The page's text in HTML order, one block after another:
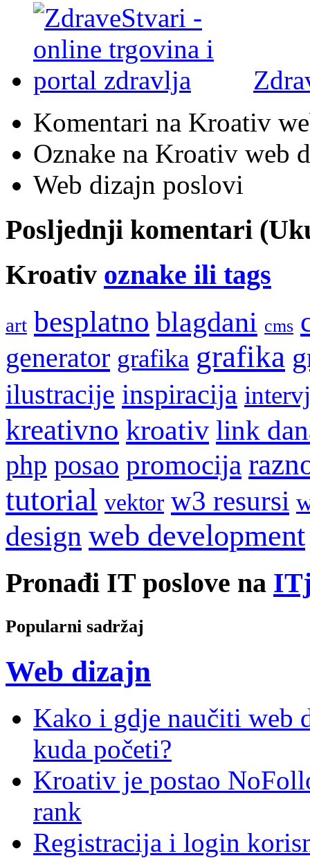
Komentari na Kroativ
Oznake na Kroativ web
Web dizajn poslovi
Posljednji komentari
Kroativ oznake ili tags
art besplatno blagdani cms
generator grafika grafika
ilustracije inspiracija
kreativno kroativ link
php posao promocija
tutorial vektor w3 resursi
design web development
Pronađi IT poslove na
Popularni sadržaj
Web dizajn
Kako i gdje naučiti web
kuda početi?
Kroativ je postao
rank
Registracija i login